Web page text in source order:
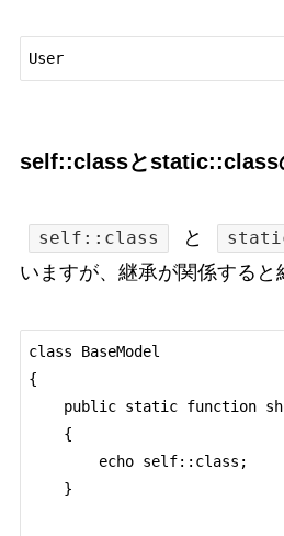
User
self::classとstatic::class
self::class と
いますが、継承が関係すると
class BaseModel
{